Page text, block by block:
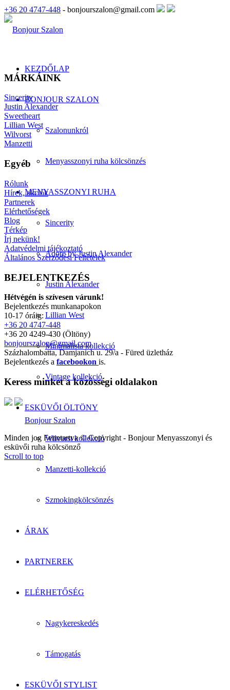
+36 20 4747-448 - bonjourszalon@gmail.com
KEZDŐLAP
BONJOUR SZALON
Szalonunkról
Menyasszonyi ruha kölcsönzés
MENYASSZONYI RUHA
Sincerity
Adore by Justin Alexander
Justin Alexander
Lillian West
Minimalista kollekció
Vintage kollekció
ESKÜVŐI ÖLTÖNY
Wilvorst kollekció
Manzetti-kollekció
Szmokingkölcsönzés
ÁRAK
PARTNEREK
ELÉRHETŐSÉG
Nagykereskedés
Támogatás
ESKÜVŐI STYLIST
MÁRKÁINK
Sincerity
Justin Alexander
Sweetheart
Lillian West
Wilvorst
Manzetti
Egyéb
Rólunk
Hírek, akciók
Partnerek
Elérhetőségek
Blog
Térkép
Írj nekünk!
Adatvédelmi tájékoztató
Általános Szerződési Feltételek
BEJELENTKEZÉS
Hétvégén is szívesen várunk!
Bejelentkezés munkanapokon
10-17 óráig:
+36 20 4747-448
+36 20 4249-430 (Öltöny)
bonjourszalon@gmail.com
Százhalombatta, Damjanich u. 29/a - Füred üzletház
Bejelentkezés a facebookon is.
Keress minket a közösségi oldalakon
Bonjour Szalon
Minden jog Fenntartva © Copyright - Bonjour Menyasszonyi és
esküvői ruha kölcsönző
Scroll to top